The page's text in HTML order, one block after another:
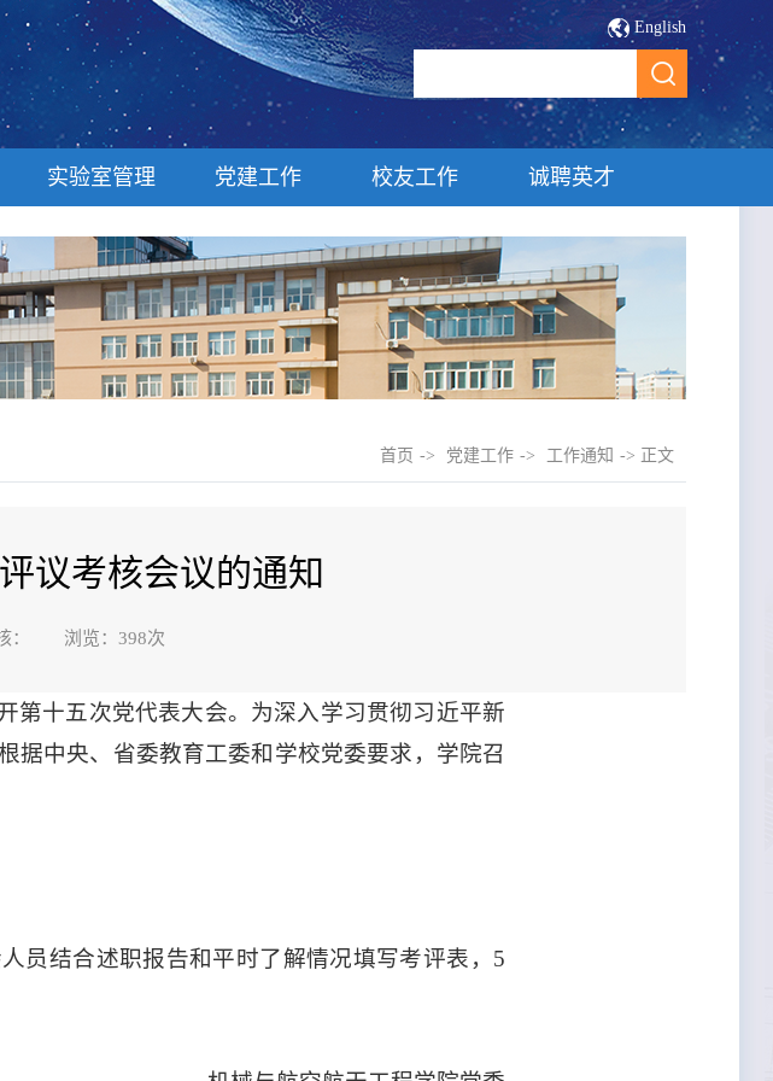
English
实验室管理 党建工作 校友工作 诚聘英才
首页 -> 党建工作 -> 工作通知 -> 正文
议考核会议的通知
： 浏览： 398次
第十五次党代表大会。为深入学习贯彻习近平新
据中央、省委教育工委和学校党委要求，学院召
员结合述职报告和平时了解情况填写考评表，5